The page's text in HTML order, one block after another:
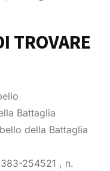
TROVARE
Battaglia
della Battaglia
254521 , n.